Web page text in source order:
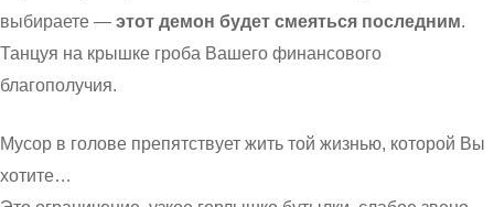
выбираете —этот демон будет смеяться последним.
Танцуя на крышке гроба Вашего финансового
благополучия.
Мусор в голове препятствует жить той жизнью, которой Вы
хотите…